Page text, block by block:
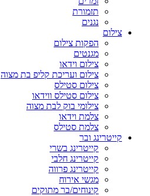
תזמורת
נגנים
צילום
הפקות צילום
מגנטים
צילום וידאו
צילום ועריכת קליפ בת מצוה
צילום סטילס
צילום סטילס ווידאו
צילומי בוק לבת מצוה
צלמת וידאו
צלמת סטילס
קייטרינג ובר
קייטרינג בשרי
קייטרינג חלבי
קייטרינג פרווה
מגשי אירוח
קינוחים/בר מתוקים